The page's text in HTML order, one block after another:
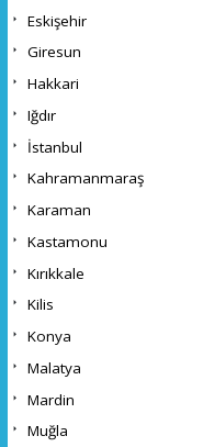
Eskişehir
Giresun
Hakkari
Iğdır
İstanbul
Kahramanmaraş
Karaman
Kastamonu
Kırıkkale
Kilis
Konya
Malatya
Mardin
Muğla